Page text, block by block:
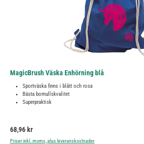
MagicBrush Väska Enhörning blå
Sportväska finns i blått och rosa
Bästa bomullskvalitet
Superpraktisk
Ordinarie pris:
68,96 kr
Priser inkl. moms, plus leveranskostnader